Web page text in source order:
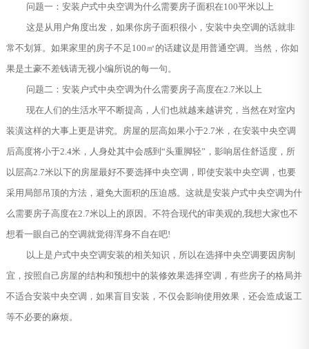
问题一：安装户式中央空调为什么需要房子面积在100平米以上
这是从用户角度出发，如果你房子面积很小，安装中央空调的话就非
常不划算。如果家里的房子不足100㎡的话建议是用普通空调。当然，你如
果是土豪不差钱请无视小编所说的每一句。
问题二：安装户式中央空调为什么需要房子高度在2.7米以上
现在人们的生活水平不断提高，人们也就越来越讲究，当然在对室内
装潢这样的大事上更是讲究。房屋的层高如果小于2.7米，在安装中央空调
后高度将小于2.4米，人身处其中会感到“头重脚轻”，影响居住舒适度，所
以层高2.7米以下的房屋最好不要选择中央空调，即使安装中央空调，也要
采用局部吊顶的方法，避免大面积的压迫感。这就是安装户式中央空调为什
么需要房子高度在2.7米以上的原因。不符合现代的审美观的,我想大家也不
想看一眼自己的空调就觉得浑身不自在吧!
以上是户式中央空调安装的相关知识，所以在选择中央空调要因房制
宜，按照自己房屋的结构和预想中的装修效果选择空调，有些房子的格局并
不适合安装中央空调，如果盲目安装，不仅会影响使用效果，还会造成返工
等不必要的麻烦。